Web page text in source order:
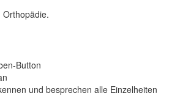
Button
und besprechen alle Einzelheiten